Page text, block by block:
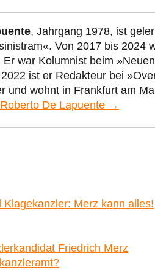
, Jahrgang 1978, ist
Von 2017 bis 2024
war Kolumnist beim
ist er Redakteur bei
und wohnt in Frankfurt am
De Lapuente →
Merz kann alles!
Friedrich Merz